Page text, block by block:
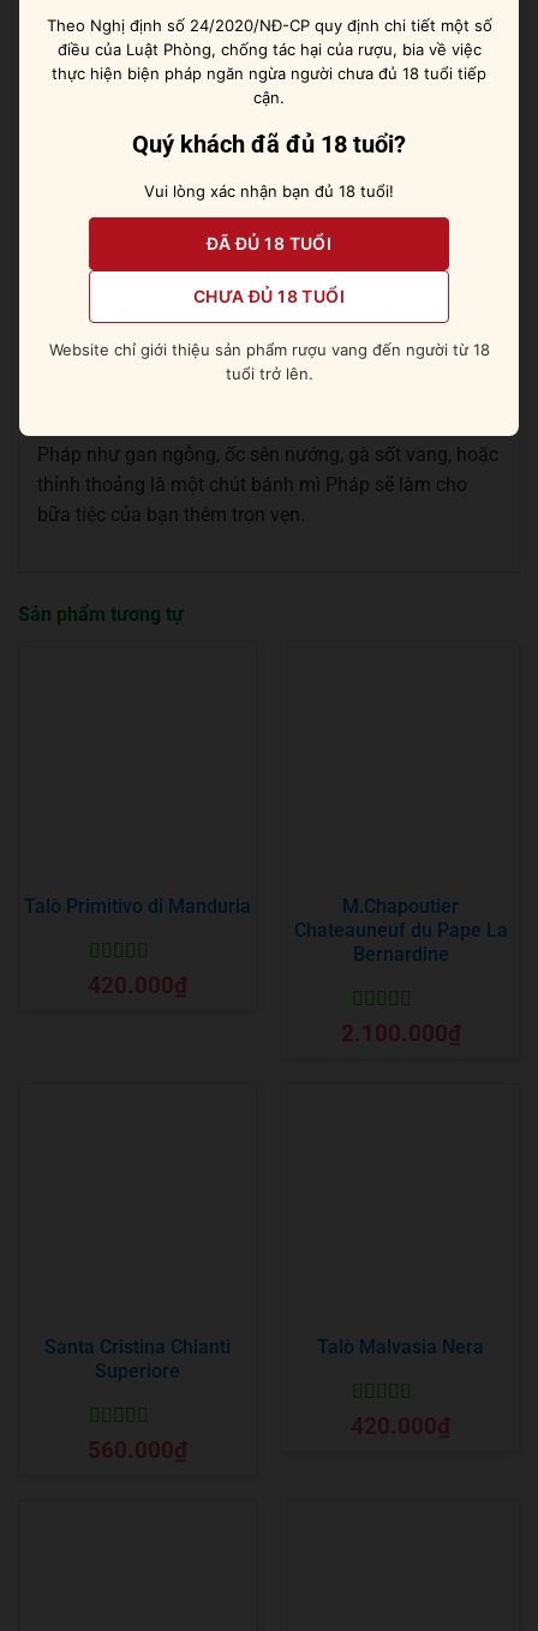
Quy cách: Thùng 6 chai
Mô tả hương vị
nho được thu hoạch trên cây nho hơn 30 năm tuổi kết
hợp cùng quá trình lên men, ủ rượu từ 8-10 tháng trong
nàn, quyến rũ, đậm đà, mang hương vị đặc trưng của
giống nho Chardonnay.
Ghi chú nếm thử
Rượu vang uống ngon nhất ở nhiệt độ từ 15-18 độ C,
Pháp như gan ngỗng, ốc sên nướng, gà sốt vang, hoặc
thỉnh thoảng là một chút bánh mì Pháp sẽ làm cho
bữa tiệc của bạn thêm trọn vẹn.
Sản phẩm tương tự
Talò Primitivo di Manduria
Được xếp
hạng55 sao
420.000₫
M.Chapoutier
Chateauneuf du Pape La
Bernardine
Được xếp
hạng55 sao
2.100.000₫
Santa Cristina Chianti
Superiore
Được xếp
hạng55 sao
560.000₫
Talò Malvasia Nera
Được xếp
hạng55 sao
420.000₫
Theo Nghị định số 24/2020/NĐ-CP quy định chi tiết một số
điều của Luật Phòng, chống tác hại của rượu, bia về việc
thực hiện biện pháp ngăn ngừa người chưa đủ 18 tuổi tiếp
cận.
Quý khách đã đủ 18 tuổi?
Vui lòng xác nhận bạn đủ 18 tuổi!
ĐÃ ĐỦ 18 TUỔI
CHƯA ĐỦ 18 TUỔI
Website chỉ giới thiệu sản phẩm rượu vang đến người từ 18
tuổi trở lên.